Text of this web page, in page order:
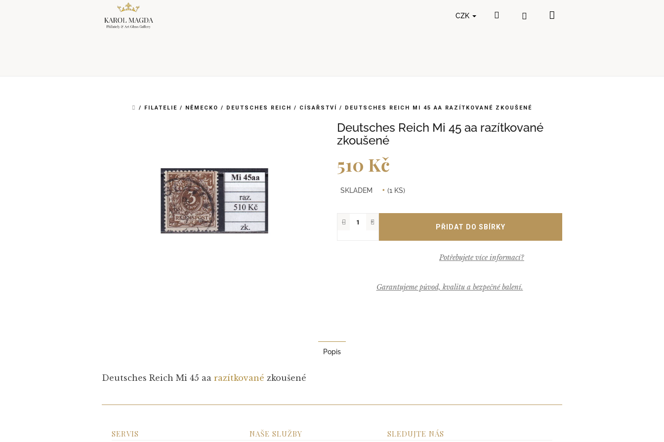
CZK Hledat Přihlášení
DOMŮ
/ FILATELIE / NĚMECKO / DEUTSCHES REICH / CÍSAŘSTVÍ / DEUTSCHES REICH MI 45 AA RAZÍTKOVANÉ ZKOUŠENÉ
Deutsches Reich Mi 45 aa razítkované
zkoušené
510 Kč
cena:
SKLADEM (1 KS)
+
−
Garantujeme původ, kvalitu a bezpečné balení.
Popis
Deutsches Reich Mi 45 aa razítkované zkoušené
SERVIS NAŠE SLUŽBY SLEDUJTE NÁS